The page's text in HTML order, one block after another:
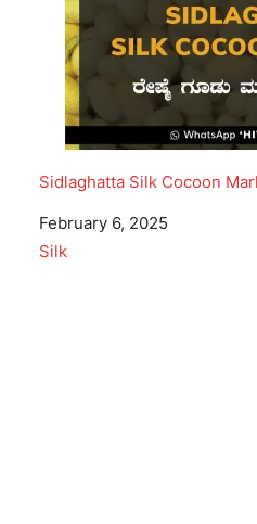
Sidlaghatta Silk Cocoon
Date
February 6, 2025
In relation to
Silk